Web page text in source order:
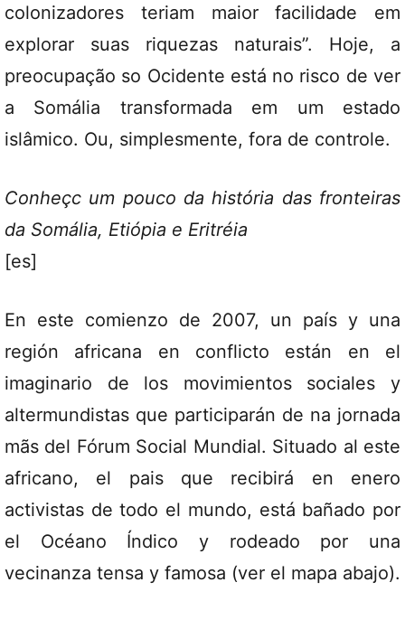
colonizadores teriam maior facilidade em
explorar suas riquezas naturais”. Hoje, a
preocupação so Ocidente está no risco de ver
a Somália transformada em um estado
islâmico. Ou, simplesmente, fora de controle.
Conheçc um pouco da história das fronteiras
da Somália, Etiópia e Eritréia
[es]
En este comienzo de 2007, un país y una
región africana en conflicto están en el
imaginario de los movimientos sociales y
altermundistas que participarán de na jornada
mãs del Fórum Social Mundial. Situado al este
africano, el pais que recibirá en enero
activistas de todo el mundo, está bañado por
el Océano Índico y rodeado por una
vecinanza tensa y famosa (ver el mapa abajo).